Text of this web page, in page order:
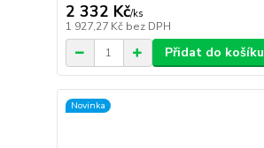
2 332 Kč/ks
1 927,27 Kč bez DPH
Přidat do košíku
Novinka